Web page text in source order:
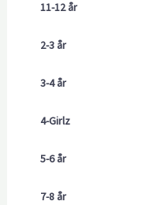
11-12 år
2-3 år
3-4 år
4-Girlz
5-6 år
7-8 år